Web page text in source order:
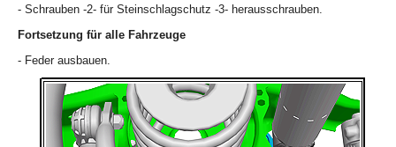
- Schrauben -2- für Steinschlagschutz -3- herausschrauben.
Fortsetzung für alle Fahrzeuge
- Feder ausbauen.